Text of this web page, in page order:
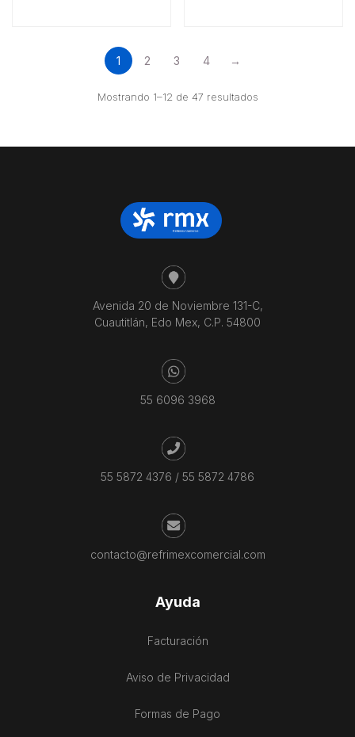
1 2 3 4 →
Mostrando 1–12 de 47 resultadosOrdenado
Avenida 20 de Noviembre 131-C,
Cuautitlán, Edo Mex, C.P. 54800
55 6096 3968
55 5872 4376 / 55 5872 4786
contacto@refrimexcomercial.com
Ayuda
Facturación
Aviso de Privacidad
Formas de Pago